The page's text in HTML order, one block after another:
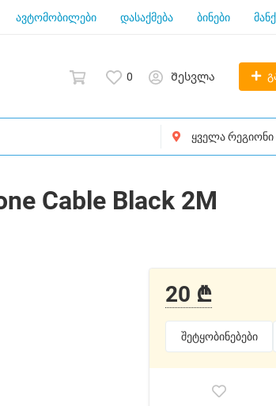
ავტომობილები დასაქმება ბინები
0 Შესვლა
Cable Black 2M
20 ₾
შეტყობინებები